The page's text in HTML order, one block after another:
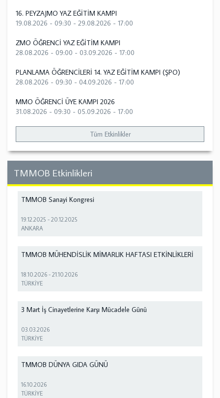
16. PEYZAJMO YAZ EĞİTİM KAMPI
19.08.2026 - 09:30 - 29.08.2026 - 17:00
ZMO ÖĞRENCİ YAZ EĞİTİM KAMPI
28.08.2026 - 09:00 - 03.09.2026 - 17:00
PLANLAMA ÖĞRENCİLERİ 14. YAZ EĞİTİM KAMPI (ŞPO)
28.08.2026 - 09:30 - 04.09.2026 - 17:00
MMO ÖĞRENCİ ÜYE KAMPI 2026
31.08.2026 - 09:30 - 05.09.2026 - 17:00
Tüm Etkinlikler
TMMOB Etkinlikleri
TMMOB Sanayi Kongresi
19.12.2025 -20.12.2025
ANKARA
TMMOB MÜHENDİSLİK MİMARLIK HAFTASI ETKİNLİKLERİ
18.10.2026 -21.10.2026
TÜRKİYE
3 Mart İş Cinayetlerine Karşı Mücadele Günü
03.03.2026
TÜRKİYE
TMMOB DÜNYA GIDA GÜNÜ
16.10.2026
TÜRKİYE